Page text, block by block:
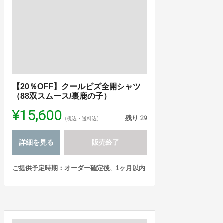
【20％OFF】クールビズ全開シャツ
（88双スムース/裏鹿の子）
¥15,600 (税込・送料込) 残り 29
詳細を見る 販売終了
ご提供予定時期：オーダー確定後、1ヶ月以内